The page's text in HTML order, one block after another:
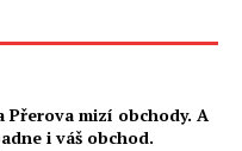
Přerova mizí obchody. A
i váš obchod.